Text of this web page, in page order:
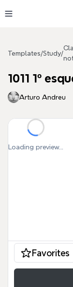
Templates/Study/
1011 1º
Arturo Andreu
Loading preview...
Favorites